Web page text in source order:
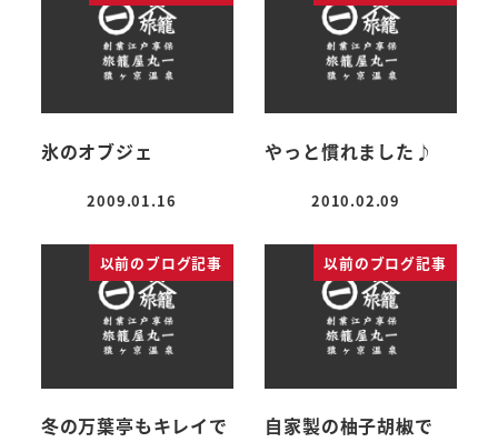
氷のオブジェ
投稿日
2009.01.16
やっと慣れました♪
投稿日
2010.02.09
以前のブログ記事
冬の万葉亭もキレイで
以前のブログ記事
自家製の柚子胡椒で